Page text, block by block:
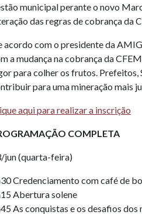
municipal perante o novo
das regras de cobrança da
acordo com o presidente da
a mudança na cobrança da
para colher os frutos. Prefeitos,
para uma mineração mais
aqui para realizar a inscrição
COMPLETA
jun (quarta-feira)
Credenciamento com café de
Abertura solene
As conquistas e os desafios